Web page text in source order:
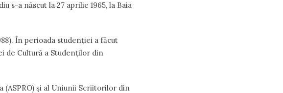
s-a născut la 27 aprilie 1965, la Baia
În perioada studenţiei a făcut
de Cultură a Studenţilor din
şi al Uniunii Scriitorilor din